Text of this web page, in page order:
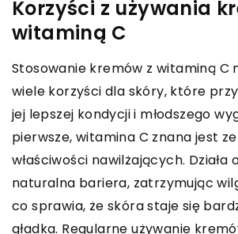
Korzyści z używania
witaminą C
Stosowanie kremów z witaminą C
wiele korzyści dla skóry, które
jej lepszej kondycji i młodszego
pierwsze, witamina C znana jest
właściwości nawilżających. Działa
naturalna bariera, zatrzymując
co sprawia, że skóra staje się
gładka. Regularne używanie